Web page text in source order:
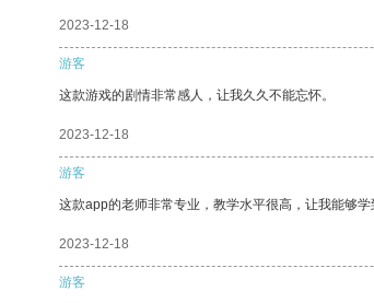
2023-12-18
游客
这款游戏的剧情非常感人，让我久久不能忘怀。
2023-12-18
游客
这款app的老师非常专业，教学水平很高，让我能够学
2023-12-18
游客